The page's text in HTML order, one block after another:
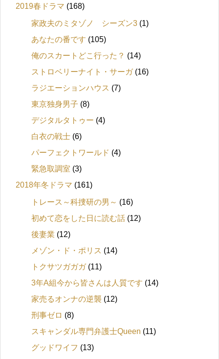
2019春ドラマ (168)
家政夫のミタゾノ シーズン3 (1)
あなたの番です (105)
俺のスカートどこ行った？ (14)
ストロベリーナイト・サーガ(16)
ラジエーションハウス (7)
東京独身男子 (8)
デジタルタトゥー (4)
白衣の戦士 (6)
パーフェクトワールド (4)
緊急取調室 (3)
2018年冬ドラマ (161)
トレース～科捜研の男～ (16)
初めて恋をした日に読む話 (12)
後妻業 (12)
メゾン・ド・ポリス (14)
トクサツガガガ(11)
3年A組今から皆さんは人質です (14)
家売るオンナの逆襲 (12)
刑事ゼロ (8)
スキャンダル専門弁護士Queen (11)
グッドワイフ (13)